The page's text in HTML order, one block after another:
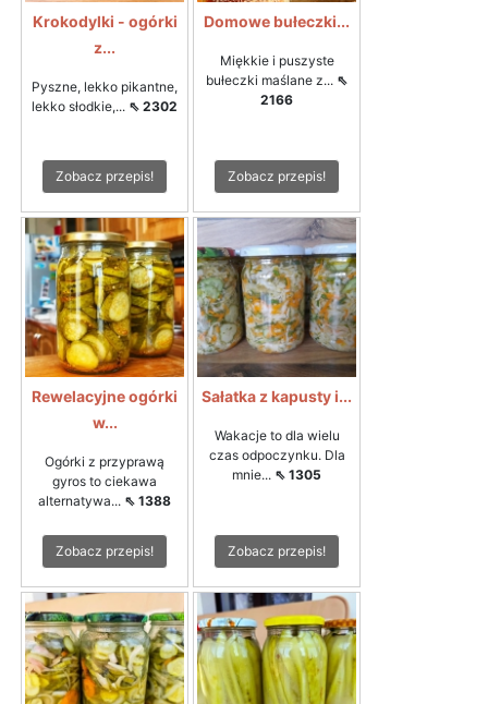
Krokodylki - ogórki
z...
Pyszne, lekko pikantne,
lekko słodkie,... ⇖ 2302
Zobacz przepis!
Domowe bułeczki...
Miękkie i puszyste
bułeczki maślane z... ⇖
2166
Zobacz przepis!
Rewelacyjne ogórki
w...
Ogórki z przyprawą
gyros to ciekawa
alternatywa... ⇖ 1388
Zobacz przepis!
Sałatka z kapusty i...
Wakacje to dla wielu
czas odpoczynku. Dla
mnie... ⇖ 1305
Zobacz przepis!